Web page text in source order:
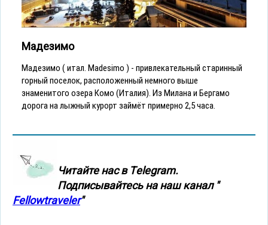
Мадезимо
Мадезимо ( итал. Madesimo ) - привлекательный старинный
горный поселок, расположенный немного выше
знаменитого озера Комо (Италия). Из Милана и Бергамо
дорога на лыжный курорт займёт примерно 2,5 часа.
Читайте нас в Тelegram.
Подписывайтесь на наш канал "
Fellowtraveler"